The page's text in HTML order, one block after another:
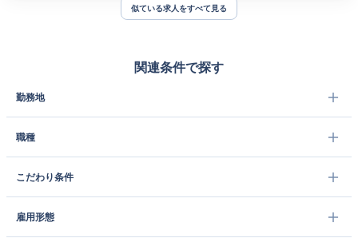
似ている求人をすべて見る
関連条件で探す
勤務地
職種
こだわり条件
雇用形態